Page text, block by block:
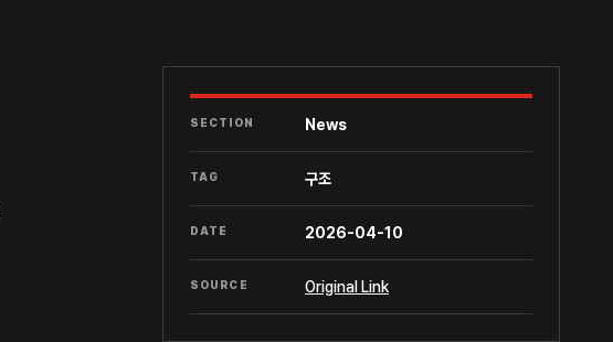
SECTION News
TAG 구조
DATE 2026-04-10
SOURCE Original Link